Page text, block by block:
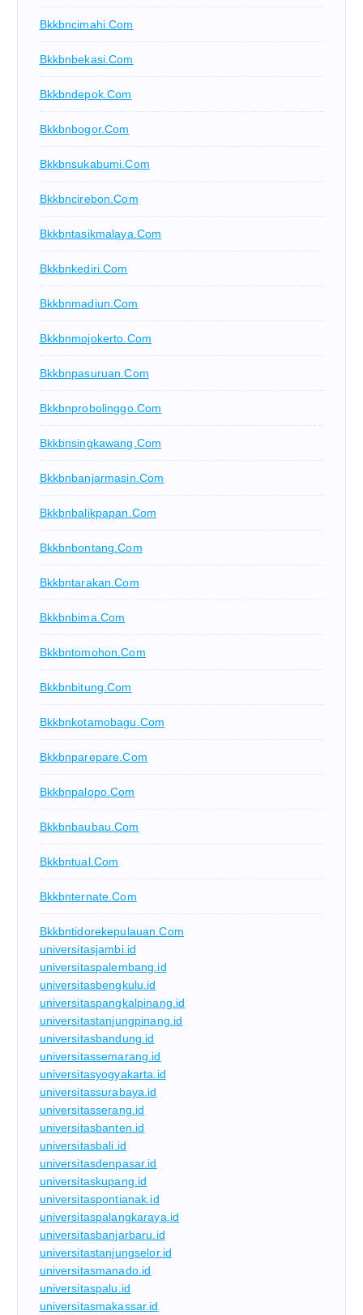
Bkkbncimahi.com
Bkkbnbekasi.com
Bkkbndepok.com
Bkkbnbogor.com
Bkkbnsukabumi.com
Bkkbncirebon.com
Bkkbntasikmalaya.com
Bkkbnkediri.com
Bkkbnmadiun.com
Bkkbnmojokerto.com
Bkkbnpasuruan.com
Bkkbnprobolinggo.com
Bkkbnsingkawang.com
Bkkbnbanjarmasin.com
Bkkbnbalikpapan.com
Bkkbnbontang.com
Bkkbntarakan.com
Bkkbnbima.com
Bkkbntomohon.com
Bkkbnbitung.com
Bkkbnkotamobagu.com
Bkkbnparepare.com
Bkkbnpalopo.com
Bkkbnbaubau.com
Bkkbntual.com
Bkkbnternate.com
Bkkbntidorekepulauan.com
universitasjambi.id
universitaspalembang.id
universitasbengkulu.id
universitaspangkalpinang.id
universitastanjungpinang.id
universitasbandung.id
universitassemarang.id
universitasyogyakarta.id
universitassurabaya.id
universitasserang.id
universitasbanten.id
universitasbali.id
universitasdenpasar.id
universitaskupang.id
universitaspontianak.id
universitaspalangkaraya.id
universitasbanjarbaru.id
universitastanjungselor.id
universitasmanado.id
universitaspalu.id
universitasmakassar.id